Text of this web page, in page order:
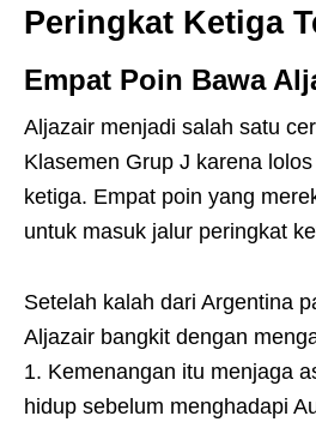
Peringkat Ketiga
Empat Poin Bawa
Aljazair menjadi salah satu
Klasemen Grup J karena
ketiga. Empat poin yang
untuk masuk jalur peringkat
Setelah kalah dari Argentina
Aljazair bangkit dengan
1. Kemenangan itu menjaga
hidup sebelum menghadapi